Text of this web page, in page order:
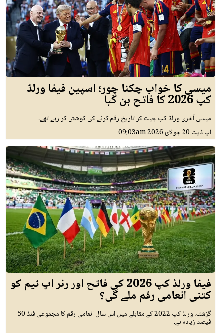
میسی کا خواب چکنا چور؛ اسپین فیفا ورلڈ
کپ 2026 کا فاتح بن گیا
میسی آخری ورلڈ کپ جیت کر تاریخ رقم کرنے کی کوشش کر رہے تھے۔
اپ ڈیٹ 20 جولائ 2026 09:03am
فیفا ورلڈ کپ 2026 کی فاتح اور رنر اپ ٹیم کو
کتنی انعامی رقم ملے گی؟
گزشتہ ورلڈ کپ 2022 کے مقابلے میں اس سال انعامی رقم کا مجموعی فنڈ 50
فیصد زیادہ ہے۔